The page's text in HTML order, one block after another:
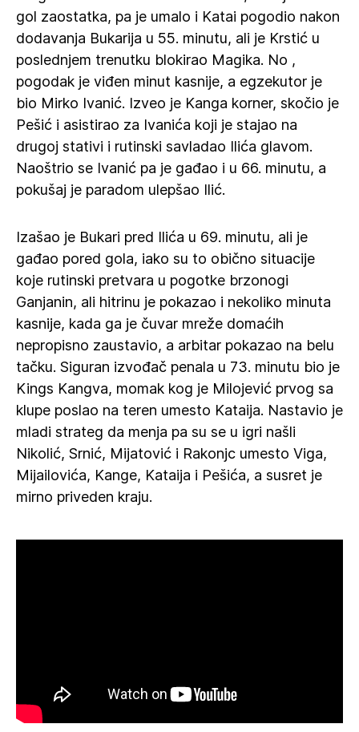
gol zaostatka, pa je umalo i Katai pogodio nakon
dodavanja Bukarija u 55. minutu, ali je Krstić u
poslednjem trenutku blokirao Magika. No ,
pogodak je viđen minut kasnije, a egzekutor je
bio Mirko Ivanić. Izveo je Kanga korner, skočio je
Pešić i asistirao za Ivanića koji je stajao na
drugoj stativi i rutinski savladao Ilića glavom.
Naoštrio se Ivanić pa je gađao i u 66. minutu, a
pokušaj je paradom ulepšao Ilić.
Izašao je Bukari pred Ilića u 69. minutu, ali je
gađao pored gola, iako su to obično situacije
koje rutinski pretvara u pogotke brzonogi
Ganjanin, ali hitrinu je pokazao i nekoliko minuta
kasnije, kada ga je čuvar mreže domaćih
nepropisno zaustavio, a arbitar pokazao na belu
tačku. Siguran izvođač penala u 73. minutu bio je
Kings Kangva, momak kog je Milojević prvog sa
klupe poslao na teren umesto Kataija. Nastavio je
mladi strateg da menja pa su se u igri našli
Nikolić, Srnić, Mijatović i Rakonjc umesto Viga,
Mijailovića, Kange, Kataija i Pešića, a susret je
mirno priveden kraju.